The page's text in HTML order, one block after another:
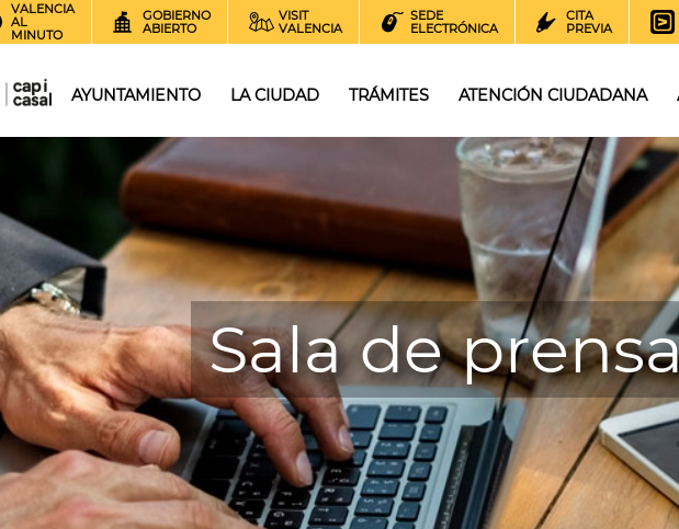
VALENCIA
AL
MINUTO
GOBIERNO
ABIERTO
VISIT
VALENCIA
SEDE
ELECTRÓNICA
CITA
PREVIA
AYUNTAMIENTO LA CIUDAD TRÁMITES ATENCIÓN CIUDADANA
Sala de